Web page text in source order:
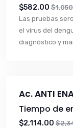
$582.00
Las pruebas
el virus del
diagnóstico y
Ac. ANTI
Tiempo de
$2,114.00